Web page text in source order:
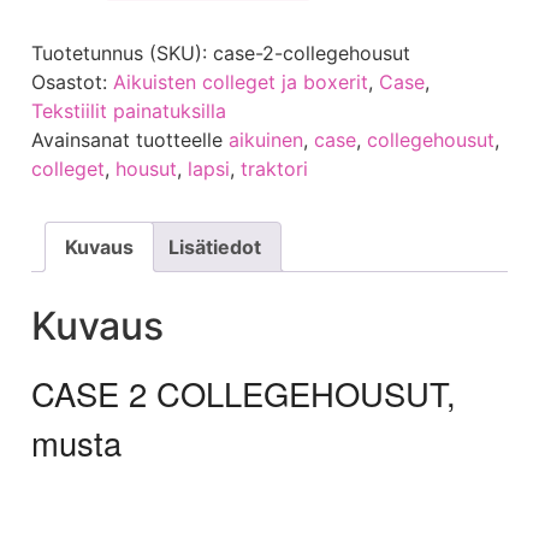
Tuotetunnus (SKU): case-2-collegehousut
Osastot: Aikuisten colleget ja boxerit, Case,
Tekstiilit painatuksilla
Avainsanat tuotteelle aikuinen, case, collegehousut,
colleget, housut, lapsi, traktori
Kuvaus Lisätiedot
Kuvaus
CASE 2 COLLEGEHOUSUT,
musta